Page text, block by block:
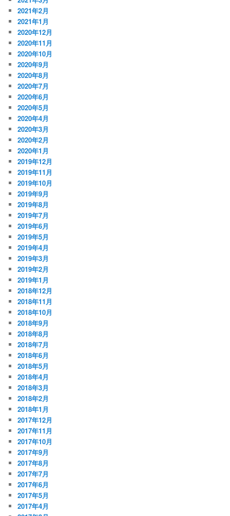
2021年2月
2021年1月
2020年12月
2020年11月
2020年10月
2020年9月
2020年8月
2020年7月
2020年6月
2020年5月
2020年4月
2020年3月
2020年2月
2020年1月
2019年12月
2019年11月
2019年10月
2019年9月
2019年8月
2019年7月
2019年6月
2019年5月
2019年4月
2019年3月
2019年2月
2019年1月
2018年12月
2018年11月
2018年10月
2018年9月
2018年8月
2018年7月
2018年6月
2018年5月
2018年4月
2018年3月
2018年2月
2018年1月
2017年12月
2017年11月
2017年10月
2017年9月
2017年8月
2017年7月
2017年6月
2017年5月
2017年4月